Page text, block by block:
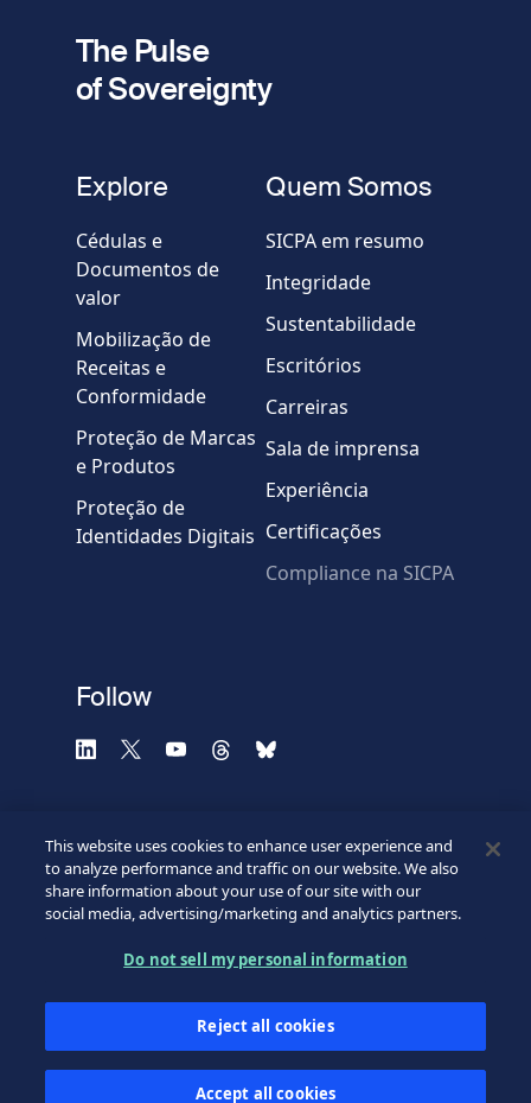
Country
Mensagem
* Campos obrigatórios
The Pulse
of Sovereignty
Explore
Cédulas e
Documentos de
valor
Mobilização de
Receitas e
Conformidade
Proteção de Marcas
e Produtos
Proteção de
Identidades Digitais
Quem Somos
SICPA em resumo
Integridade
Sustentabilidade
Escritórios
Carreiras
Sala de imprensa
Experiência
Certificações
Compliance na SICPA
Follow
Footer
Bottom
Termos e condições de uso
Aviso de Privacidade
Direitos de Privacidade
This website uses cookies to enhance user experience and
to analyze performance and traffic on our website. We also
share information about your use of our site with our
social media, advertising/marketing and analytics partners.
Do not sell my personal information
Reject all cookies
Accept all cookies